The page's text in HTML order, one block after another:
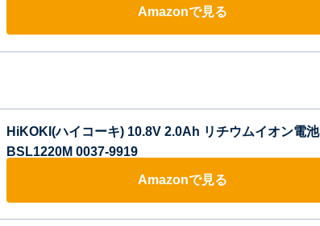
Amazonで見る
HiKOKI(ハイコーキ) 10.8V 2.0Ah リチウムイオン電池
BSL1220M 0037-9919
Amazonで見る